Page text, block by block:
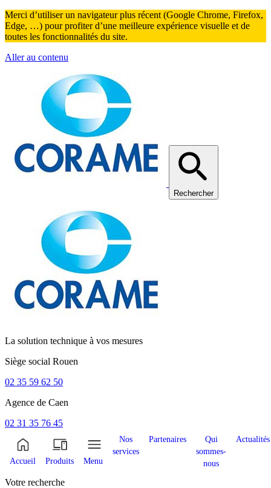
Merci d’utiliser un navigateur plus récent (Google Chrome, Firefox,
Edge, …) pour profiter d’une meilleure expérience visuelle et de
toutes les fonctionnalités du site.
Aller au contenu
Rechercher
La solution technique à vos mesures
Siège social Rouen
02 35 59 62 50
Agence de Caen
02 31 35 76 45
Accueil Produits Menu
Nos
services
Partenaires
Qui
sommes-
nous
Actualités
Votre recherche